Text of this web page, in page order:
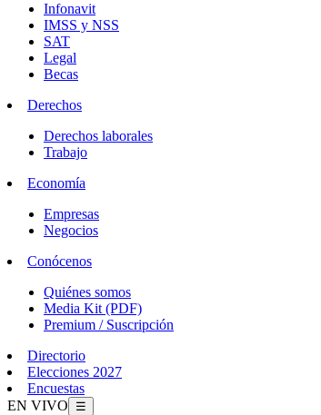
Infonavit
IMSS y NSS
SAT
Legal
Becas
Derechos
Derechos laborales
Trabajo
Economía
Empresas
Negocios
Conócenos
Quiénes somos
Media Kit (PDF)
Premium / Suscripción
Directorio
Elecciones 2027
Encuestas
EN VIVO
☰